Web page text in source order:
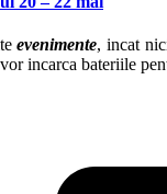
evenimente, incat
incarca bateriile